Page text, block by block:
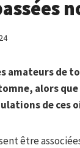
amateurs de
alors
de ces
être